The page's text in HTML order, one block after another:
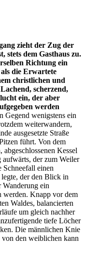
zieht der Zug der
stets dem Gasthaus zu.
Richtung ein
die Erwartete
christlichen und
scherzend,
ein, der aber
werden
Gegend wenigstens ein
weiterwandern,
ausgesetzte Straße
führt. Von dem
Kessel
der zum Weiler
Schneefall einen
der den Blick in
Wanderung ein
werden. Knapp vor dem
Waldes, balancierten
um gleich nachher
tiefe Löcher
Die männlichen Knie
von den weiblichen kann